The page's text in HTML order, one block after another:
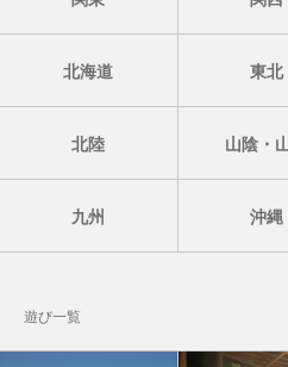
北海道 東北
北陸 山陰・
九州 沖縄
遊び一覧